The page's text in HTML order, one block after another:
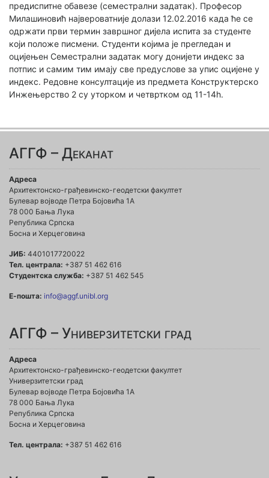
предиспитне обавезе (семестрални задатак). Професор
Милашиновић највероватније долази 12.02.2016 када ће се
одржати први термин завршног дијела испита за студенте
који положе писмени. Студенти којима је прегледан и
оцијењен Семестрални задатак могу донијети индекс за
потпис и самим тим имају све предуслове за упис оцијене у
индекс. Редовне консултације из предмета Конструктерско
Инжењерство 2 су уторком и четвртком од 11-14h.
АГГФ – Деканат
Адреса
Архитектонско-грађевинско-геодетски факултет
Булевар војводе Петра Бојовића 1A
78 000 Бања Лука
Република Српска
Босна и Херцеговина
ЈИБ: 4401017720022
Тел. централа: +387 51 462 616
Студентска служба: +387 51 462 545
Е-пошта: info@aggf.unibl.org
АГГФ – Универзитетски град
Адреса
Архитектонско-грађевинско-геодетски факултет
Универзитетски град
Булевар војводе Петра Бојовића 1A
78 000 Бања Лука
Република Српска
Босна и Херцеговина
Тел. централа: +387 51 462 616